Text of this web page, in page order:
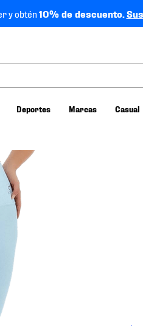
y obtén10% de descuento.
Deportes Marcas Casual